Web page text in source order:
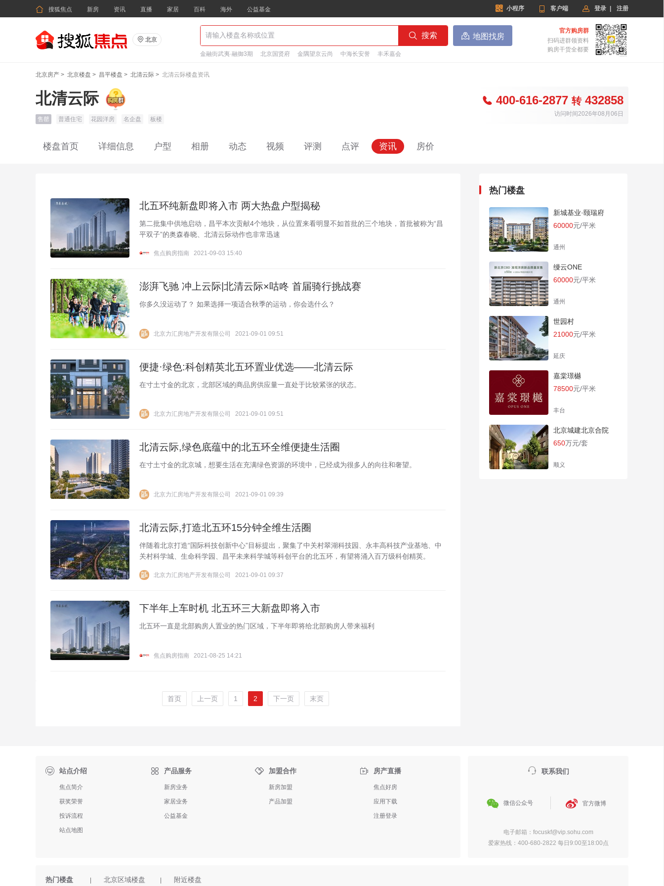
 搜狐焦点 新房 资讯 直播 家居 百科 海外 公益基金  小程序  客户端  登录 注册
 北京  搜索  地图找房
金融街武夷·融御3期 北京国贤府 金隅望京云尚 中海长安誉 丰禾嘉会
官方购房群
扫码进群领资料
购房干货全都要
北京房产 > 北京楼盘 > 昌平楼盘 > 北清云际 > 北清云际楼盘资讯
北清云际
售罄 普通住宅 花园洋房 名企盘 板楼
 400-616-2877 转432858
访问时间2026年08月06日
楼盘首页 详细信息 户型 相册 动态 视频 评测 点评 资讯 房价
北五环纯新盘即将入市 两大热盘户型揭秘
第二批集中供地启动，昌平本次贡献4个地块，从位置来看明显不如首批的三个地块，首批被称为“昌
平双子”的奥森春晓、北清云际动作也非常迅速
焦点购房指南 2021-09-03 15:40
澎湃飞驰 冲上云际|北清云际×咕咚 首届骑行挑战赛
你多久没运动了？ 如果选择一项适合秋季的运动，你会选什么？
北京力汇房地产开发有限公司 2021-09-01 09:51
便捷·绿色:科创精英北五环置业优选——北清云际
​在寸土寸金的北京，北部区域的商品房供应量一直处于比较紧张的状态。
北京力汇房地产开发有限公司 2021-09-01 09:51
北清云际,绿色底蕴中的北五环全维便捷生活圈
​在寸土寸金的北京城，想要生活在充满绿色资源的环境中，已经成为很多人的向往和奢望。
北京力汇房地产开发有限公司 2021-09-01 09:39
北清云际,打造北五环15分钟全维生活圈
​伴随着北京打造“国际科技创新中心”目标提出，聚集了中关村翠湖科技园、永丰高科技产业基地、中
关村科学城、生命科学园、昌平未来科学城等科创平台的北五环，有望将涌入百万级科创精英。
北京力汇房地产开发有限公司 2021-09-01 09:37
下半年上车时机 北五环三大新盘即将入市
北五环一直是北部购房人置业的热门区域，下半年即将给北部购房人带来福利
焦点购房指南 2021-08-25 14:21
首页 上一页 1 2 下一页 末页
热门楼盘
新城基业·颐瑞府
60000元/平米
通州
缦云ONE
60000元/平米
通州
世园村
21000元/平米
延庆
嘉棠璟樾
78500元/平米
丰台
北京城建北京合院
650万元/套
顺义
站点介绍
焦点简介
获奖荣誉
投诉流程
站点地图
 产品服务
新房业务
家居业务
公益基金
 加盟合作
新房加盟
产品加盟
 房产直播
焦点好房
应用下载
注册登录
 联系我们
 微信公众号  官方微博
电子邮箱：focuskf@vip.sohu.com
爱家热线：400-680-2822 每日9:00至18:00点
热门楼盘 北京区域楼盘 附近楼盘